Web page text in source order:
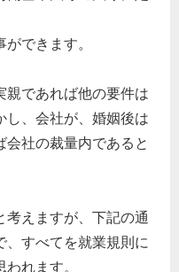
できます。
親であれば他の要件は
し、会社が、婚姻後は
社の裁量内であると
考えますが、下記の通
、すべてを就業規則に
れます。